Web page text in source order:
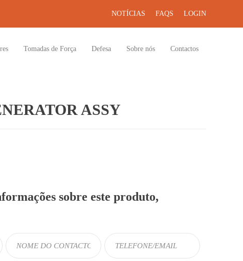
NOTÍCIAS FAQS LOGIN
Tomadas de Força Defesa Sobre nós Contactos
ASSY
sobre este produto,